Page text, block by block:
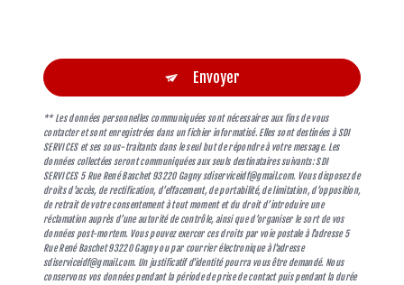
Envoyer
** Les données personnelles communiquées sont nécessaires aux fins de vous
contacter et sont enregistrées dans un fichier informatisé. Elles sont destinées à SDI
SERVICES et ses sous-traitants dans le seul but de répondre à votre message. Les
données collectées seront communiquées aux seuls destinataires suivants: SDI
SERVICES 5 Rue René Baschet 93220 Gagny sdiserviceidf@gmail.com. Vous disposez de
droits d’accès, de rectification, d’effacement, de portabilité, de limitation, d’opposition,
de retrait de votre consentement à tout moment et du droit d’introduire une
réclamation auprès d’une autorité de contrôle, ainsi que d’organiser le sort de vos
données post-mortem. Vous pouvez exercer ces droits par voie postale à l'adresse 5
Rue René Baschet 93220 Gagny ou par courrier électronique à l'adresse
sdiserviceidf@gmail.com. Un justificatif d'identité pourra vous être demandé. Nous
conservons vos données pendant la période de prise de contact puis pendant la durée